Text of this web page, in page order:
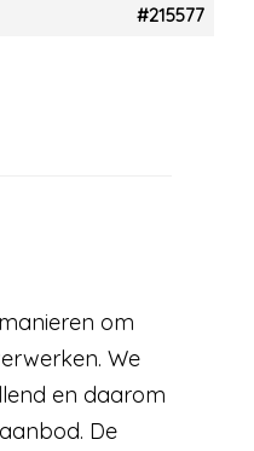
#215577
om
We
en daarom
De